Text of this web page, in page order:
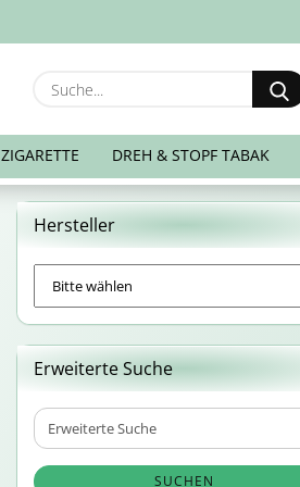
ZIGARETTE DREH & STOPF TABAK
Hersteller
Erweiterte Suche
Erweiterte
Suche
SUCHEN